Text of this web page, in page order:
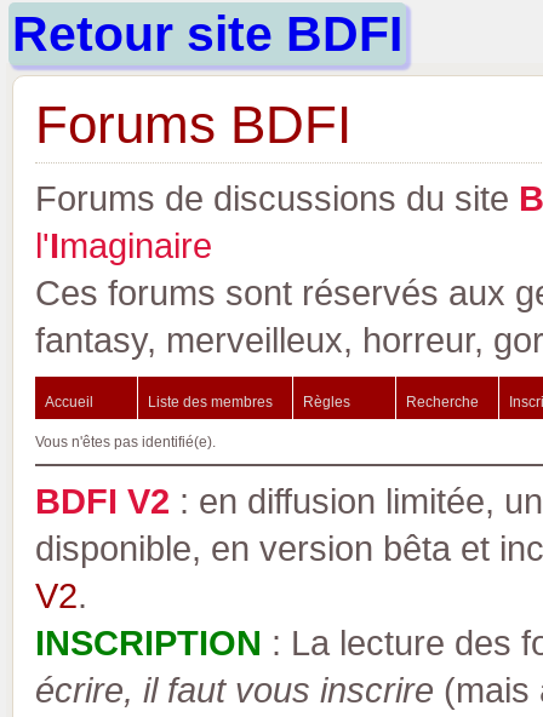
Retour site BDFI
Forums BDFI
Forums de discussions du site B
l'Imaginaire
Ces forums sont réservés aux
fantasy, merveilleux, horreur,
Accueil Liste des membres Règles Recherche
Vous n'êtes pas identifié(e).
BDFI V2 : en diffusion limitée,
disponible, en version bêta et
V2.
INSCRIPTION : La lecture des
écrire, il faut vous inscrire (mais